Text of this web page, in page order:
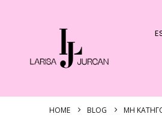
HOME BLOG ΜΗ